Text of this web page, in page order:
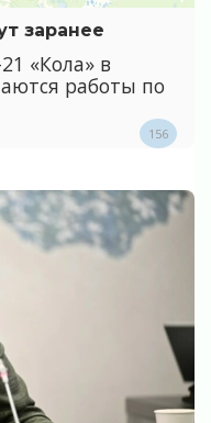
заранее
«Кола» в
работы по
156